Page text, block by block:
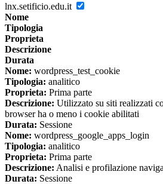
lnx.setificio.edu.it
Nome
Tipologia
Proprieta
Descrizione
Durata
Nome: wordpress_test_cookie
Tipologia: analitico
Proprieta: Prima parte
Descrizione: Utilizzato su siti realizzati
browser ha o meno i cookie abilitati
Durata: Sessione
Nome: wordpress_google_apps_login
Tipologia: analitico
Proprieta: Prima parte
Descrizione: Analisi e profilazione
Durata: Sessione